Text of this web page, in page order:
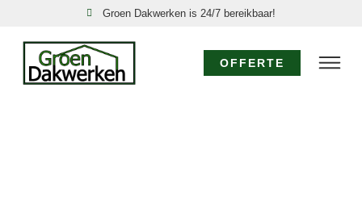
Groen Dakwerken is 24/7 bereikbaar!
OFFERTE